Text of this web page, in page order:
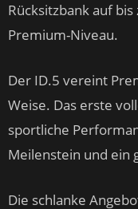
Rücksitzbank auf
Premium-Niveau.
Der ID.5 vereint
Weise. Das erste
sportliche
Meilenstein und ein
Die schlanke